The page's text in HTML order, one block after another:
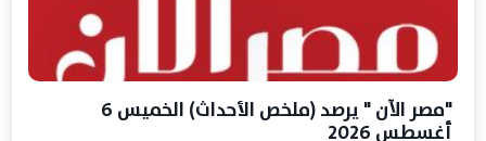
"مصر الآن " يرصد (ملخص الأحداث) الخميس 6
أغسطس 2026